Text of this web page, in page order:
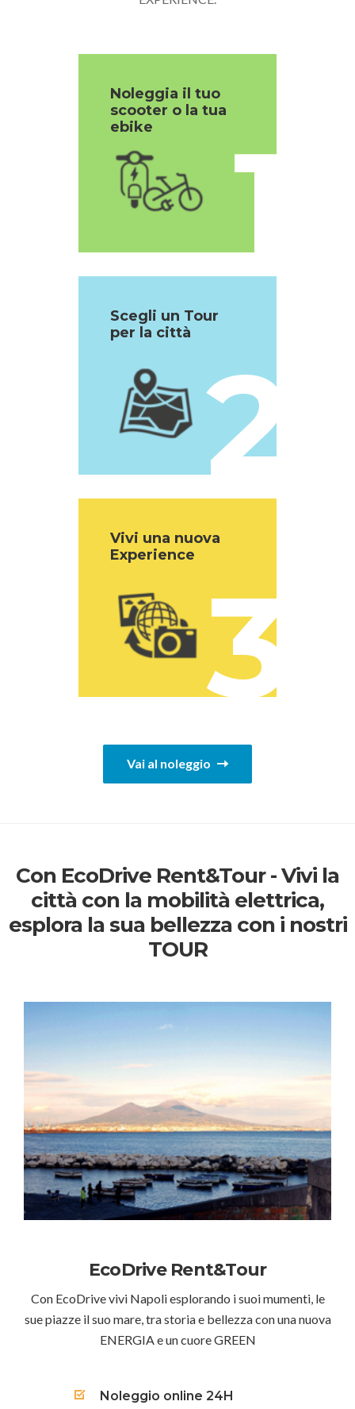
1
Noleggia il tuo
scooter o la tua
ebike
2
Scegli un Tour
per la città
3
Vivi una nuova
Experience
Vai al noleggio
Con EcoDrive Rent&Tour - Vivi la
città con la mobilità elettrica,
esplora la sua bellezza con i nostri
TOUR
EcoDrive Rent&Tour
Con EcoDrive vivi Napoli esplorando i suoi mumenti, le
sue piazze il suo mare, tra storia e bellezza con una nuova
ENERGIA e un cuore GREEN
Noleggio online 24H